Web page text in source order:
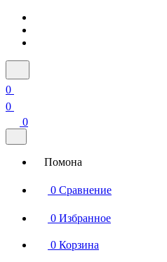
0
0
0
Помона
0 Сравнение
0 Избранное
0 Корзина